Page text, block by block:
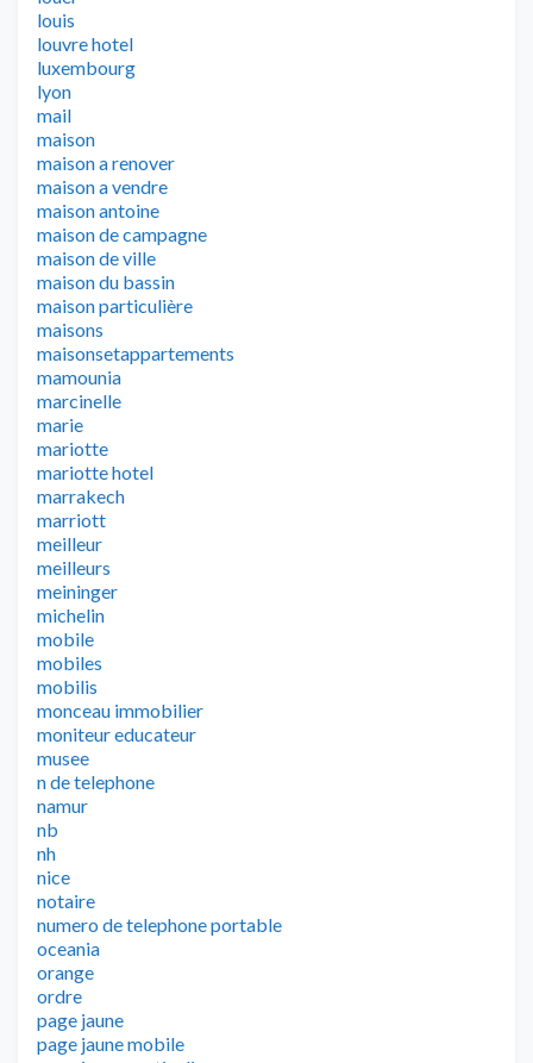
louis
louvre hotel
luxembourg
lyon
mail
maison
maison a renover
maison a vendre
maison antoine
maison de campagne
maison de ville
maison du bassin
maison particulière
maisons
maisonsetappartements
mamounia
marcinelle
marie
mariotte
mariotte hotel
marrakech
marriott
meilleur
meilleurs
meininger
michelin
mobile
mobiles
mobilis
monceau immobilier
moniteur educateur
musee
n de telephone
namur
nb
nh
nice
notaire
numero de telephone portable
oceania
orange
ordre
page jaune
page jaune mobile